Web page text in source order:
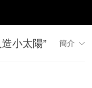
小太陽” 簡介